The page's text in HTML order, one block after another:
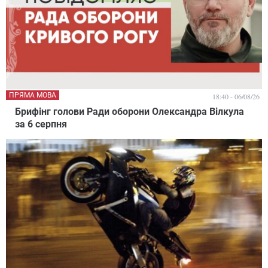
Брифінг голови Ради оборони Олександра Вілкула
за 6 серпня
ПРЯМА МОВА 18:40 - 06/08/26